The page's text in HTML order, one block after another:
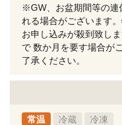
※GW、お盆期間等の連
れる場合がございます
お申し込みが殺到致し
で 数か月を要す場合が
了承ください。
常温 冷蔵 冷凍